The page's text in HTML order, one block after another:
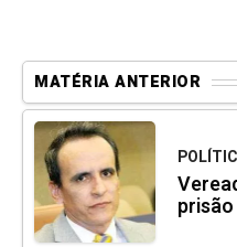
MATÉRIA ANTERIOR